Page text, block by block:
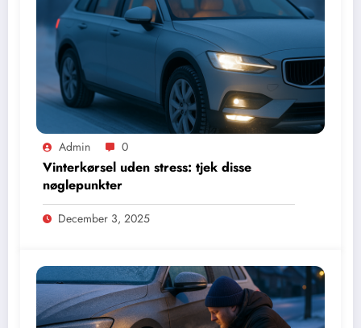
Admin 0
Vinterkørsel uden stress: tjek disse
nøglepunkter
December 3, 2025